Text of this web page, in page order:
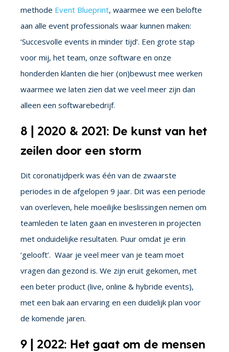
methode Event Blueprint, waarmee we een belofte
aan alle event professionals waar kunnen maken:
‘Succesvolle events in minder tijd’. Een grote stap
voor mij, het team, onze software en onze
honderden klanten die hier (on)bewust mee werken
waarmee we laten zien dat we veel meer zijn dan
alleen een softwarebedrijf.
8 | 2020 & 2021: De kunst van het
zeilen door een storm
Dit coronatijdperk was één van de zwaarste
periodes in de afgelopen 9 jaar. Dit was een periode
van overleven, hele moeilijke beslissingen nemen om
teamleden te laten gaan en investeren in projecten
met onduidelijke resultaten. Puur omdat je erin
‘gelooft’. Waar je veel meer van je team moet
vragen dan gezond is. We zijn eruit gekomen, met
een beter product (live, online & hybride events),
met een bak aan ervaring en een duidelijk plan voor
de komende jaren.
9 | 2022: Het gaat om de mensen